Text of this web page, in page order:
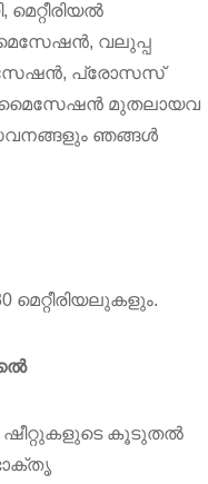
വലുപ്പ
പ്രോസസ്
മുതലായവ
ഞങ്ങൾ
മെറ്റീരിയലുകളും.
ഷീറ്റുകളുടെ കൂടുതൽ